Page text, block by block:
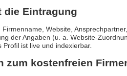
die Eintragung
Website,
der Angaben (u. a. Website-
Profil ist live und indexierbar.
zum kostenfreien